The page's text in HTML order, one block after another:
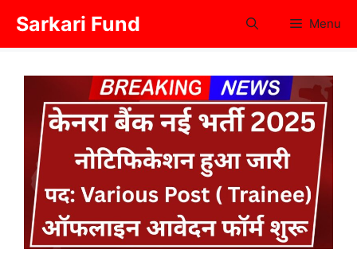
content
Sarkari Fund Menu